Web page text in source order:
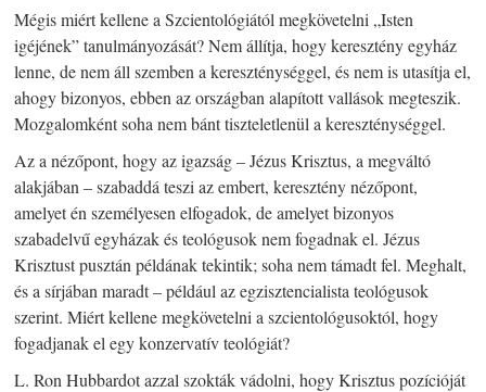
Mégis miért kellene a Szcientológiától megkövetelni „Isten
igéjének” tanulmányozását? Nem állítja, hogy keresztény egyház
lenne, de nem áll szemben a kereszténységgel, és nem is utasítja el,
ahogy bizonyos, ebben az országban alapított vallások megteszik.
Mozgalomként soha nem bánt tiszteletlenül a kereszténységgel.
Az a nézőpont, hogy az igazság – Jézus Krisztus, a megváltó
alakjában – szabaddá teszi az embert, keresztény nézőpont,
amelyet én személyesen elfogadok, de amelyet bizonyos
szabadelvű egyházak és teológusok nem fogadnak el. Jézus
Krisztust pusztán példának tekintik; soha nem támadt fel. Meghalt,
és a sírjában maradt – például az egzisztencialista teológusok
szerint. Miért kellene megkövetelni a szcientológusoktól, hogy
fogadjanak el egy konzervatív teológiát?
L. Ron Hubbardot azzal szokták vádolni, hogy Krisztus pozícióját